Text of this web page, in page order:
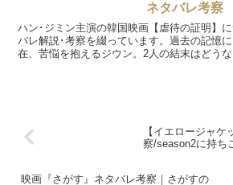
ネタバレ考察
ハン･ジミン主演の韓国映画【虐待の証明】
バレ解説･考察を綴っています。過去の記憶
在、苦悩を抱えるジウン。2人の結末はどうな
【イエロージャケ
察/season2に持ち
映画『さがす』ネタバレ考察｜さがすの